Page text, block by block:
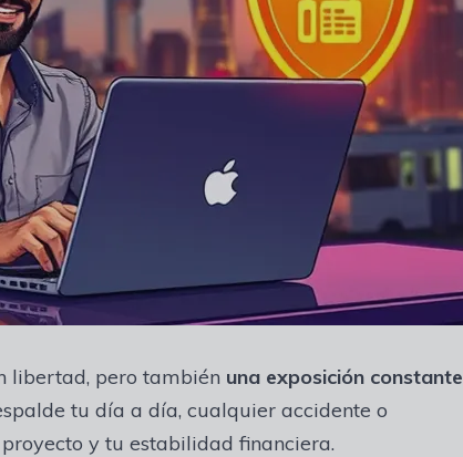
libertad, pero también una exposición constante
tu día a día, cualquier accidente o
y tu estabilidad financiera.